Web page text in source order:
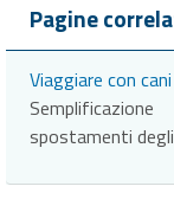
Pagine
Viaggiare con
spostamenti